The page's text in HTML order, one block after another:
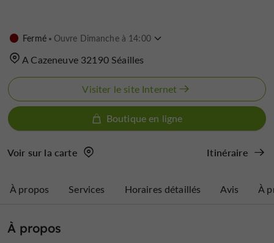
Fermé Ouvre Dimanche à 14:00
A Cazeneuve 32190 Séailles
Visiter le site Internet
Boutique en ligne
Voir sur la carte Itinéraire
À propos Services Horaires détaillés Avis À
À propos